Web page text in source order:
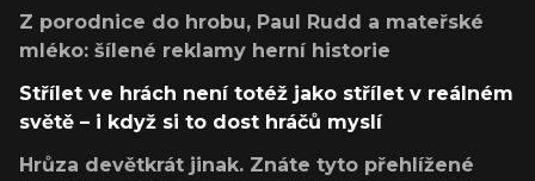
Z porodnice do hrobu, Paul Rudd a mateřské
mléko: šílené reklamy herní historie
Střílet ve hrách není totéž jako střílet v reálném
světě – i když si to dost hráčů myslí
Hrůza devětkrát jinak. Znáte tyto přehlížené